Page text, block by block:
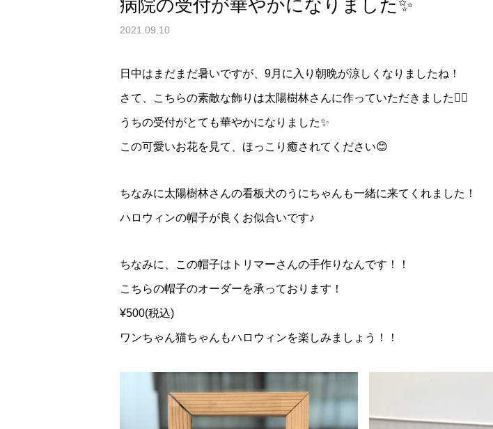
病院の受付が華やかになりました✨
2021.09.10
日中はまだまだ暑いですが、9月に入り朝晩が涼しくなりましたね！
さて、こちらの素敵な飾りは太陽樹林さんに作っていただきました💁‍♀️
うちの受付がとても華やかになりました✨
この可愛いお花を見て、ほっこり癒されてください😊
ちなみに太陽樹林さんの看板犬のうにちゃんも一緒に来てくれました！
ハロウィンの帽子が良くお似合いです♪
ちなみに、この帽子はトリマーさんの手作りなんです！！
こちらの帽子のオーダーを承っております！
¥500(税込)
ワンちゃん猫ちゃんもハロウィンを楽しみましょう！！